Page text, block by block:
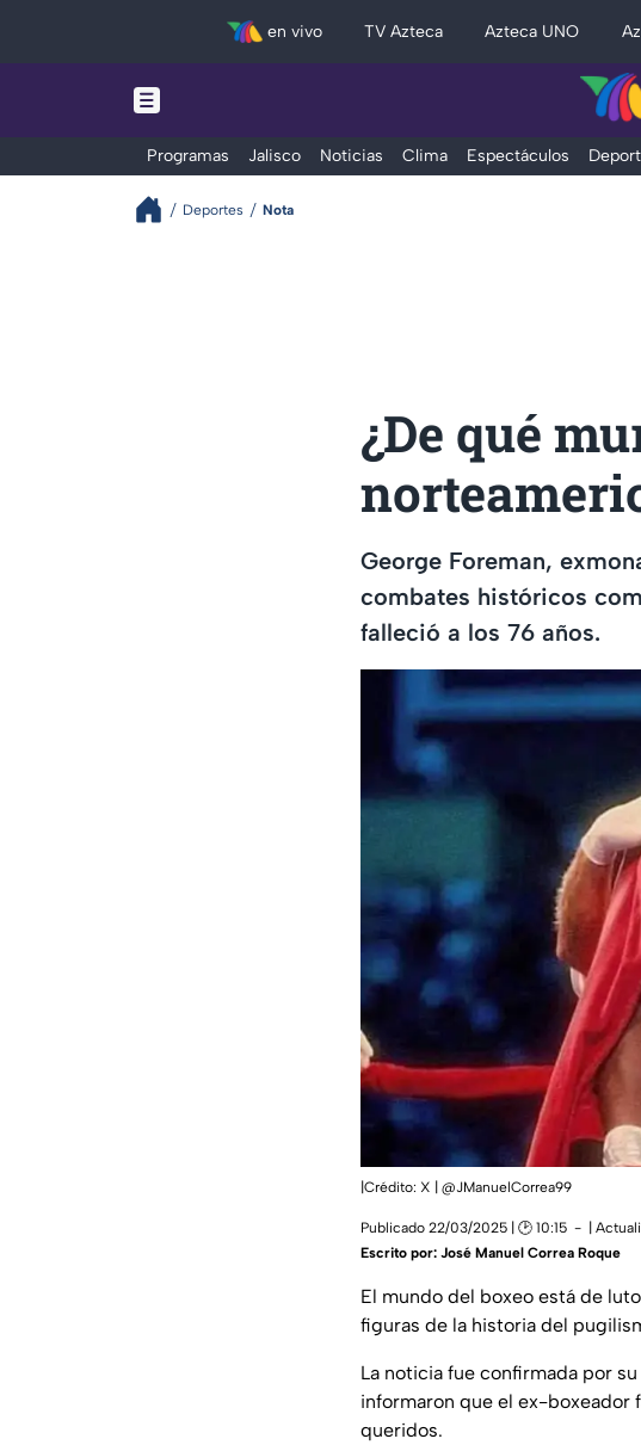
en vivo TV Azteca Azteca UNO
Programas Jalisco Noticias Clima Espectáculos
Deportes Nota
¿De qué
George Foreman,
combates históricos
falleció a los 76 años.
|Crédito: X | @JManuelCorrea99
Publicado 22/03/2025 | 🕑 10:15 |
Escrito por: José Manuel Correa Roque
El mundo del boxeo está de
figuras de la historia del
La noticia fue confirmada por
informaron que el ex-boxeador
queridos.